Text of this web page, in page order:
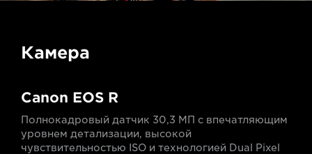
Камера
Canon EOS R
Полнокадровый датчик 30,3 МП с впечатляющим
уровнем детализации, высокой
чувствительностью ISO и технологией Dual Pixel